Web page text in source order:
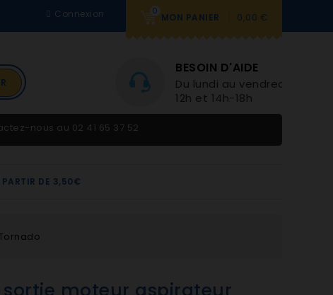
0
MON PANIER 0,00 €
Connexion
BESOIN D'AIDE
Du lundi au vendredi 9h-
12h et 14h-18h
nous au 02 41 65 37 52
PARTIR DE 3,50€